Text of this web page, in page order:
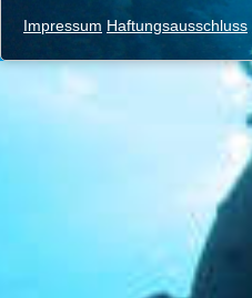
Impressum Haftungsausschluss